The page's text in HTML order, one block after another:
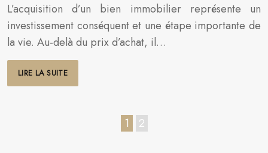
L’acquisition d’un bien immobilier représente un
investissement conséquent et une étape importante de
la vie. Au-delà du prix d’achat, il…
LIRE LA SUITE
1 2